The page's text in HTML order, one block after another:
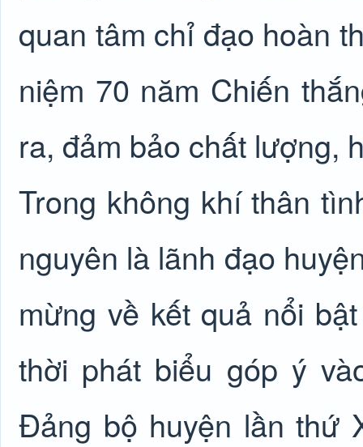
quan tâm chỉ đạo hoàn
niệm 70 năm Chiến
ra, đảm bảo chất lượng,
Trong không khí thân
nguyên là lãnh đạo
mừng về kết quả nổi
thời phát biểu góp ý
Đảng bộ huyện lần thứ